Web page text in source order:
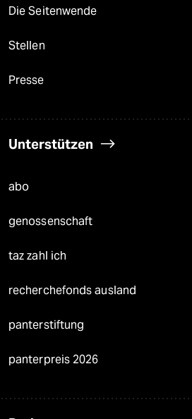
Die Seitenwende
Stellen
Presse
Unterstützen
abo
genossenschaft
taz zahl ich
recherchefonds ausland
panterstiftung
panterpreis 2026